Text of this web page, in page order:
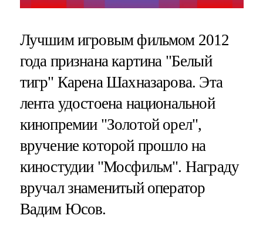
Лучшим игровым фильмом 2012
года признана картина "Белый
тигр" Карена Шахназарова. Эта
лента удостоена национальной
кинопремии "Золотой орел",
вручение которой прошло на
киностудии "Мосфильм". Награду
вручал знаменитый оператор
Вадим Юсов.